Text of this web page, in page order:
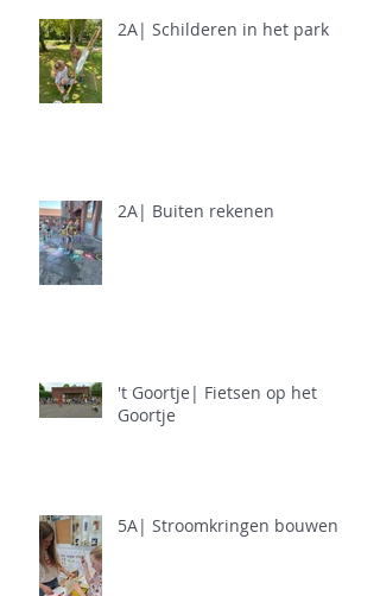
2A| Schilderen in het park
2A| Buiten rekenen
't Goortje| Fietsen op het
Goortje
5A| Stroomkringen bouwen